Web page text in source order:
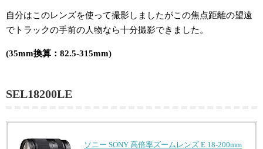
自分はこのレンズを使って撮影しましたがこの焦点距離の望遠
でトラックの手前の人物なら十分撮影できました。
(35mm換算：82.5-315mm)
SEL18200LE
ソニー SONY 高倍率ズームレンズ E 18-200mm